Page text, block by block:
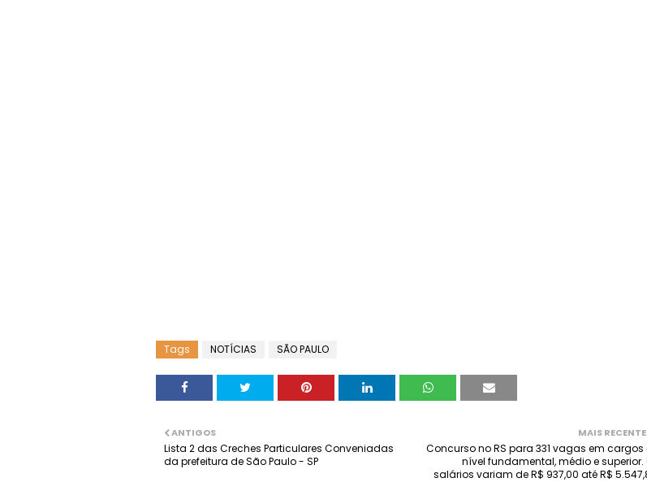
Tags NOTÍCIAS SÃO PAULO
MAIS
Concurso no RS para 331 vagas em cargos
nível fundamental, médio e superior.
salários variam de R$ 937,00 até R$
ANTIGOS
Lista 2 das Creches Particulares Conveniadas
da prefeitura de São Paulo - SP